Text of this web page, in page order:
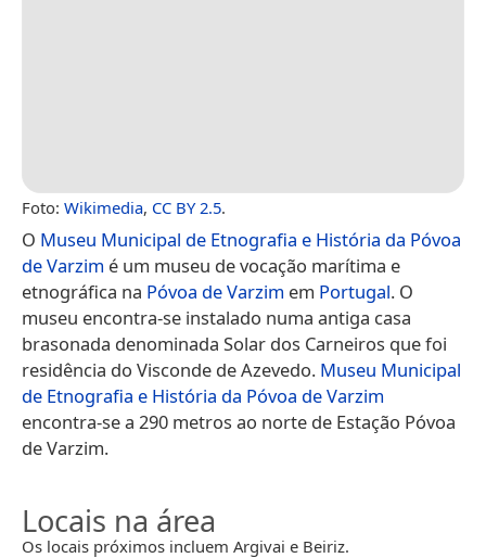
Foto: Wikimedia, CC BY 2.5.
O Museu Municipal de Etnografia e História da Póvoa
de Varzim é um museu de vocação marítima e
etnográfica na Póvoa de Varzim em Portugal. O
museu encontra-se instalado numa antiga casa
brasonada denominada Solar dos Carneiros que foi
residência do Visconde de Azevedo. Museu Municipal
de Etnografia e História da Póvoa de Varzim
encontra-se a 290 metros ao norte de Estação Póvoa
de Varzim.
Locais na área
Os locais próximos incluem Argivai e Beiriz.